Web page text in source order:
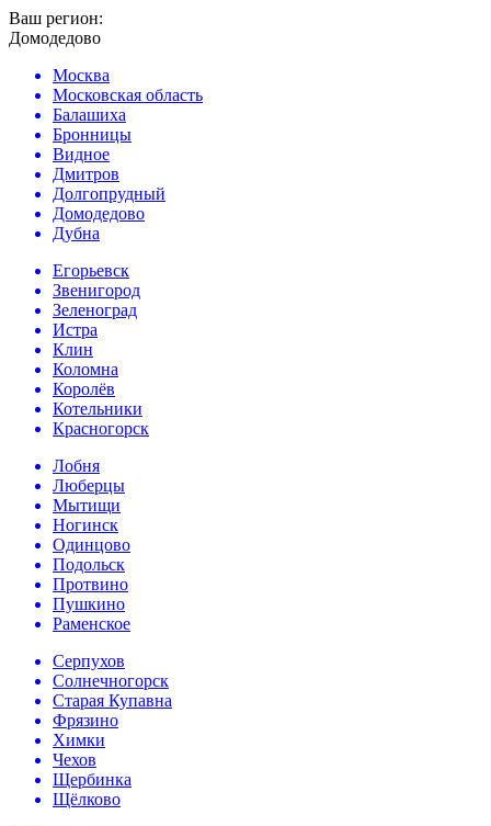
Ваш регион:
Домодедово
Москва
Московская область
Балашиха
Бронницы
Видное
Дмитров
Долгопрудный
Домодедово
Дубна
Егорьевск
Звенигород
Зеленоград
Истра
Клин
Коломна
Королёв
Котельники
Красногорск
Лобня
Люберцы
Мытищи
Ногинск
Одинцово
Подольск
Протвино
Пушкино
Раменское
Серпухов
Солнечногорск
Старая Купавна
Фрязино
Химки
Чехов
Щербинка
Щёлково